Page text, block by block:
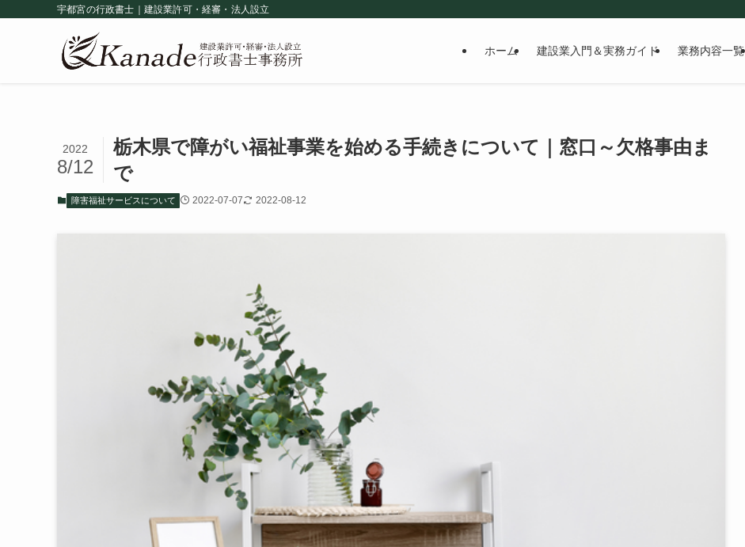
宇都宮の行政書士｜建設業許可・経審・法人設立
ホーム 建設業入門＆実務ガイド 業務内容一覧
栃木県で障がい福祉事業を始める手続きについて｜窓口～欠格事由ま
で
2022
8/12
障害福祉サービスについて 2022-07-07 2022-08-12